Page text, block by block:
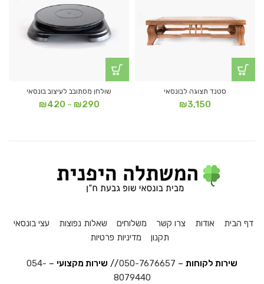
סטנד תצוגה לבונסאי
₪3,150
שולחן מסתובב לעיצוב בונסאי
₪290
–
₪420
דף הבית אודות צרו קשר משלוחים שאלות נפוצות
עצי בונסאי
תקנון
מדיניות פרטיות
שירות לקוחות –
050-7676657
// שירות מקצועי –
054-
8079440